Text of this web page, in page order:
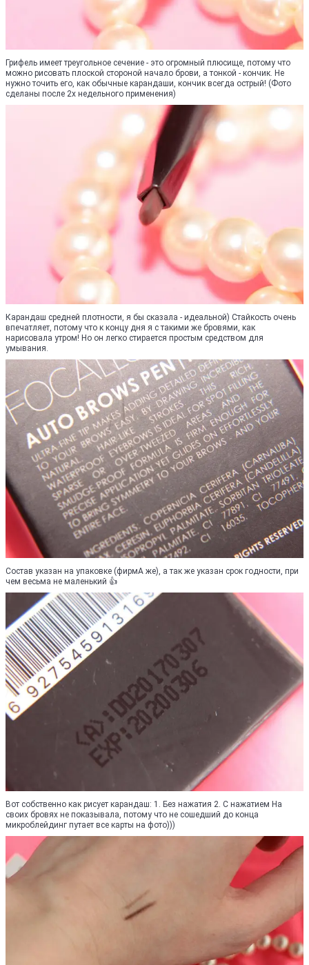
Грифель имеет треугольное сечение - это огромный плюсище, потому что
можно рисовать плоской стороной начало брови, а тонкой - кончик. Не
нужно точить его, как обычные карандаши, кончик всегда острый! (Фото
сделаны после 2х недельного применения)
Карандаш средней плотности, я бы сказала - идеальной) Стайкость очень
впечатляет, потому что к концу дня я с такими же бровями, как
нарисовала утром! Но он легко стирается простым средством для
умывания.
Состав указан на упаковке (фирмА же), а так же указан срок годности, при
чем весьма не маленький 👍
Вот собственно как рисует карандаш: 1. Без нажатия 2. С нажатием На
своих бровях не показывала, потому что не сошедший до конца
микроблейдинг путает все карты на фото)))